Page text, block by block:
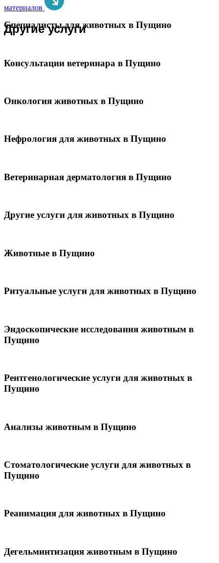
материалов
Другие услуги
Специалисты для животных в Пущино
Консультации ветеринара в Пущино
Онкология животных в Пущино
Нефрология для животных в Пущино
Ветеринарная дерматология в Пущино
Другие услуги для животных в Пущино
Животные в Пущино
Ритуальные услуги для животных в Пущино
Эндоскопические исследования животным в
Пущино
Рентгенологические услуги для животных в
Пущино
Анализы животным в Пущино
Стоматологические услуги для животных в
Пущино
Реанимация для животных в Пущино
Дегельминтизация животным в Пущино